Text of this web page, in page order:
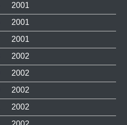
2001
2001
2001
2002
2002
2002
2002